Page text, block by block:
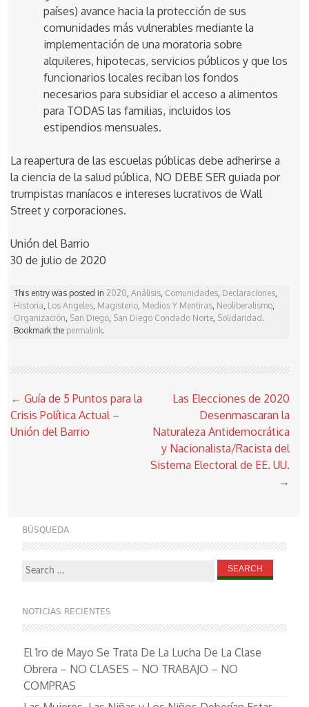
países) avance hacia la protección de sus
comunidades más vulnerables mediante la
implementación de una moratoria sobre
alquileres, hipotecas, servicios públicos y que los
funcionarios locales reciban los fondos
necesarios para subsidiar el acceso a alimentos
para TODAS las familias, incluidos los
estipendios mensuales.
La reapertura de las escuelas públicas debe adherirse a
la ciencia de la salud pública, NO DEBE SER guiada por
trumpistas maníacos e intereses lucrativos de Wall
Street y corporaciones.
Unión del Barrio
30 de julio de 2020
This entry was posted in 2020 ,Análisis Comunidades Declaraciones
Historia Los Angeles Magisterio Medios Y Mentiras Neoliberalismo
Organización San Diego San Diego Condado Norte Solidaridad .
Bookmark the permalink.
Post
navigation
← Guía de 5 Puntos para la
Crisis Política Actual –
Unión del Barrio
Las Elecciones de 2020
Desenmascaran la
Naturaleza Antidemocrática
y Nacionalista/Racista del
Sistema Electoral de EE. UU.
→
BÚSQUEDA
Search
NOTICIAS RECIENTES
El 1ro de Mayo Se Trata De La Lucha De La Clase
Obrera – NO CLASES – NO TRABAJO – NO
COMPRAS